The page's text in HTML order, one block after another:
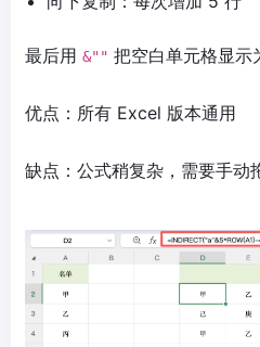
最后用 &"" 把空白单元格显示
优点：所有 Excel 版本通用
缺点：公式稍复杂，需要手动